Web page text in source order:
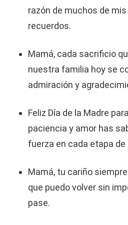
razón de muchos de
recuerdos.
Mamá, cada sacrificio
nuestra familia hoy se
admiración y
Feliz Día de la Madre
paciencia y amor has
fuerza en cada etapa de
Mamá, tu cariño
que puedo volver sin
pase.